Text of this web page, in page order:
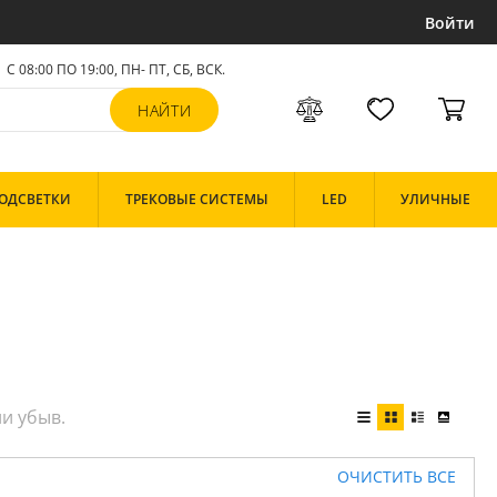
Войти
С 08:00 ПО 19:00, ПН- ПТ,СБ, ВСК.
ТРЕКОВЫЕ СИСТЕМЫ LED УЛИЧНЫЕ
ОЧИСТИТЬ ВСЕ